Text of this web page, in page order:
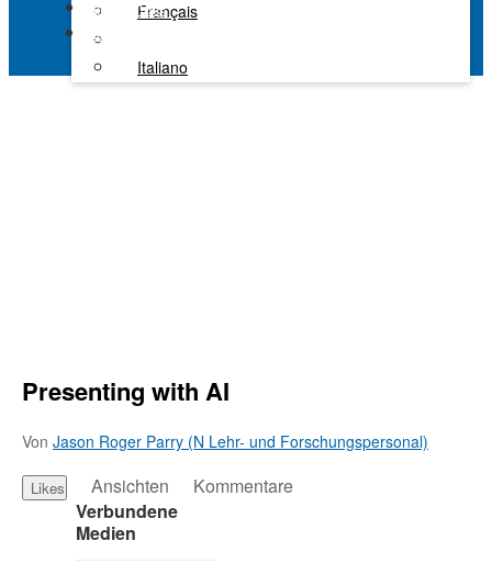
Français
Italiano
Alle Kanäle
Kaltura Learning
Presenting with AI
Von Jason Roger Parry (N Lehr- und Forschungspersonal)
Likes Ansichten
Kommentare
Verbundene
Medien